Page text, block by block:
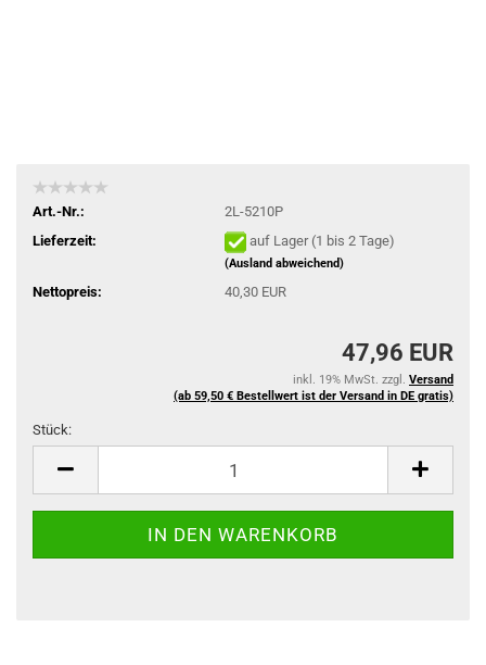
Art.-Nr.:
2L-5210P
Lieferzeit:
auf Lager (1 bis 2 Tage)
(Ausland abweichend)
Nettopreis: 40,30 EUR
47,96 EUR
inkl. 19% MwSt. zzgl. Versand
(ab 59,50 € Bestellwert ist der Versand in DE gratis)
Stück: